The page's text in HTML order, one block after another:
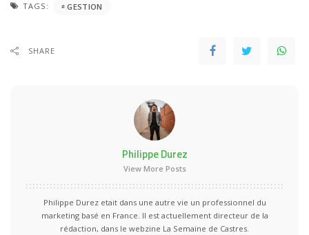
TAGS: GESTION
SHARE
Philippe Durez
View More Posts
Philippe Durez etait dans une autre vie un professionnel du
marketing basé en France. Il est actuellement directeur de la
rédaction, dans le webzine La Semaine de Castres.